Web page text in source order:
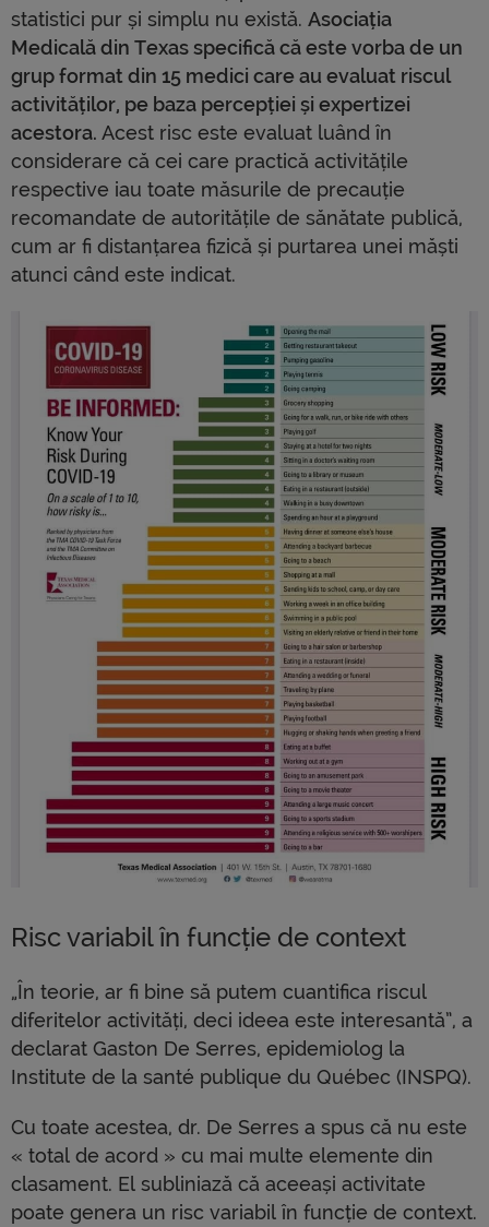
statistici pur și simplu nu există. Asociația
Medicală din Texas specifică că este vorba de un
grup format din 15 medici care au evaluat riscul
activităților, pe baza percepției și expertizei
acestora. Acest risc este evaluat luând în
considerare că cei care practică activitățile
respective iau toate măsurile de precauție
recomandate de autoritățile de sănătate publică,
cum ar fi distanțarea fizică și purtarea unei măști
atunci când este indicat.
Risc variabil în funcție de context
„În teorie, ar fi bine să putem cuantifica riscul
diferitelor activități, deci ideea este interesantă”, a
declarat Gaston De Serres, epidemiolog la
Institute de la santé publique du Québec (INSPQ).
Cu toate acestea, dr. De Serres a spus că nu este
« total de acord » cu mai multe elemente din
clasament. El subliniază că aceeași activitate
poate genera un risc variabil în funcție de context.